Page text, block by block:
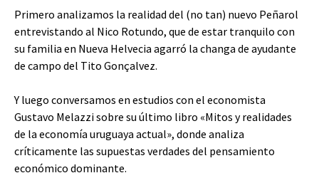
Primero analizamos la realidad del (no tan) nuevo Peñarol
entrevistando al Nico Rotundo, que de estar tranquilo con
su familia en Nueva Helvecia agarró la changa de ayudante
de campo del Tito Gonçalvez.
Y luego conversamos en estudios con el economista
Gustavo Melazzi sobre su último libro «Mitos y realidades
de la economía uruguaya actual», donde analiza
críticamente las supuestas verdades del pensamiento
económico dominante.